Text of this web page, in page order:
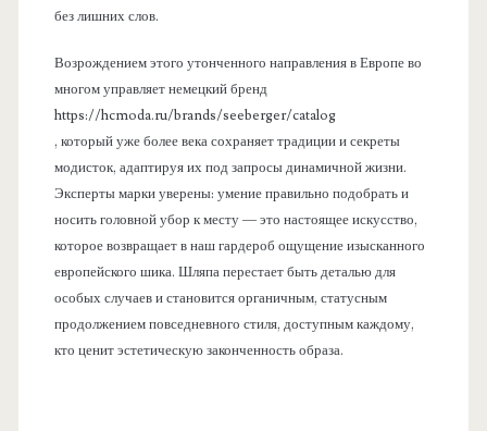
без лишних слов.
Возрождением этого утонченного направления в Европе во
многом управляет немецкий бренд
https://hcmoda.ru/brands/seeberger/catalog
, который уже более века сохраняет традиции и секреты
модисток, адаптируя их под запросы динамичной жизни.
Эксперты марки уверены: умение правильно подобрать и
носить головной убор к месту — это настоящее искусство,
которое возвращает в наш гардероб ощущение изысканного
европейского шика. Шляпа перестает быть деталью для
особых случаев и становится органичным, статусным
продолжением повседневного стиля, доступным каждому,
кто ценит эстетическую законченность образа.